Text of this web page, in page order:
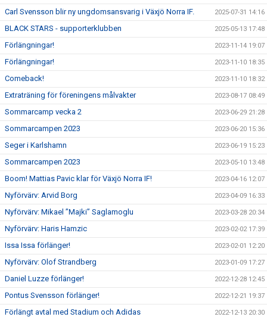
Carl Svensson blir ny ungdomsansvarig i Växjö Norra IF. 2025-07-31 14:16
BLACK STARS - supporterklubben 2025-05-13 17:48
Förlängningar! 2023-11-14 19:07
Förlängningar! 2023-11-10 18:35
Comeback! 2023-11-10 18:32
Extraträning för föreningens målvakter 2023-08-17 08:49
Sommarcamp vecka 2 2023-06-29 21:28
Sommarcampen 2023 2023-06-20 15:36
Seger i Karlshamn 2023-06-19 15:23
Sommarcampen 2023 2023-05-10 13:48
Boom! Mattias Pavic klar för Växjö Norra IF! 2023-04-16 12:07
Nyförvärv: Arvid Borg 2023-04-09 16:33
Nyförvärv: Mikael ”Majki” Saglamoglu 2023-03-28 20:34
Nyförvärv: Haris Hamzic 2023-02-02 17:39
Issa Issa förlänger! 2023-02-01 12:20
Nyförvärv: Olof Strandberg 2023-01-09 17:27
Daniel Luzze förlänger! 2022-12-28 12:45
Pontus Svensson förlänger! 2022-12-21 19:37
Förlängt avtal med Stadium och Adidas 2022-12-13 20:30